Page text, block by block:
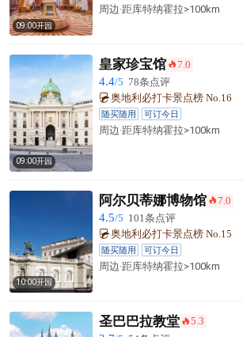
09:00开园
周边·距库特纳霍拉>100km
09:00开园
皇家珍宝馆 󰺂7.0
4.4/5 78条点评
奥地利必打卡景点榜 No.16
随买随用 可订今日
周边·距库特纳霍拉>100km
10:00开园
阿尔贝蒂娜博物馆 󰺂7.0
4.5/5 101条点评
奥地利必打卡景点榜 No.15
随买随用 可订今日
周边·距库特纳霍拉>100km
圣巴巴拉教堂 󰺂5.3